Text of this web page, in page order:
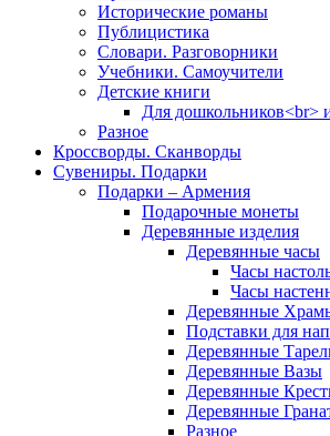
Исторические романы
Публицистика
Словари. Разговорники
Учебники. Самоучители
Детские книги
Для дошкольников<br>
Разное
Кроссворды. Сканворды
Сувениры. Подарки
Подарки – Армения
Подарочные монеты
Деревянные изделия
Деревянные часы
Часы
Часы
Деревянные
Подставки для
Деревянные
Деревянные Вазы
Деревянные
Деревянные
Разное